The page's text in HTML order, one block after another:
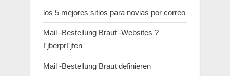
los 5 mejores sitios para novias por correo
Mail -Bestellung Braut -Websites ?
ГјberprГјfen
Mail -Bestellung Braut definieren